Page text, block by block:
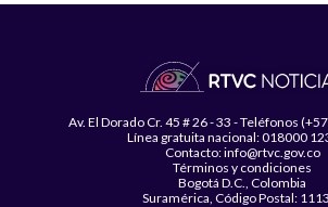
Av. El Dorado Cr. 45 # 26 - 33 - Teléfonos
Línea gratuita nacional: 018000
Contacto: info@rtvc.gov.co
Términos y condiciones
Bogotá D.C., Colombia
Suramérica, Código Postal: